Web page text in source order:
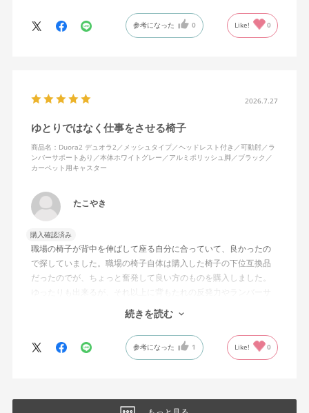
ランバーサポートは思ったよりやさしいサポート。従来使ってい
た骨盤サポートチェアよりも支える感じは緩やかだが、姿勢の崩
の夏の暑さを考えてメッシュを選んで正解。暑気が上がる2階の仕
ープグリーンも爽やかさを感じさせてGOOD。
シンプルで機能性の高いバランスのとれたチェア。背面とヘッド
レストにもたれかかるような使い方はまだあまりしていないが、
参考になった 0 Like! 0
2026.7.27
ゆとりではなく仕事をさせる椅子
商品名：Duora2 デュオラ2／メッシュタイプ／ヘッドレスト付き／可動肘／ラ
ンバーサポートあり／本体ホワイトグレー／アルミポリッシュ脚／ブラック／
カーペット用キャスター
たこやき
購入確認済み
職場の椅子が背中を伸ばして座る自分に合っていて、良かったの
で探していました。職場の椅子自体は購入した椅子の下位互換品
だったのでが、ちょっと奮発して良い方のものを購入しました。
ゆったりも出来るが、それ以上に背もたれの反発力やランバーサ
ポートを突き出したり出来るので、モニターに向かわす方にも力
が入っていて仕事をするにはすごく良い椅子でした。
続きを読む
参考になった 1 Like! 0